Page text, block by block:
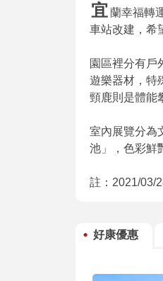
宜蘭幸福轉
車站改建，希
園區裡分有戶
遊樂器材，特
頸鹿則是體能
室內展覽分為
池」，色彩鮮
註：2021/03/
好康優惠